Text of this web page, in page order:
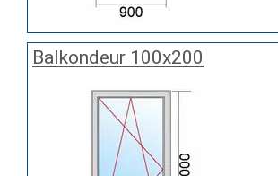
Balkondeur 100x200